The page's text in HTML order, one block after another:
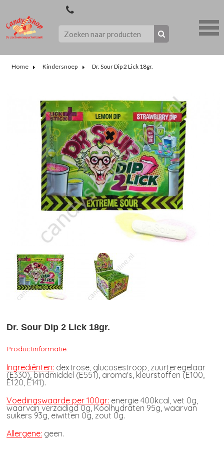
Home Kindersnoep Dr. Sour Dip 2 Lick 18gr.
Dr. Sour Dip 2 Lick 18gr.
Productinformatie:
Ingrediënten: dextrose, glucosestroop, zuurteregelaar
(E330), bindmiddel (E551), aroma's, kleurstoffen (E100,
E120, E141).
Voedingswaarde per 100gr: energie 400kcal, vet 0g,
waarvan verzadigd 0g, Koolhydraten 95g, waarvan
suikers 93g, eiwitten 0g, zout 0g.
Allergene: geen.